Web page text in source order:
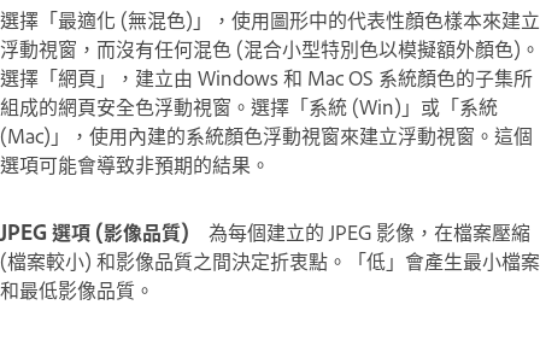
選擇「最適化 (無混色)」，使用圖形中的代表性顏色樣本來建立
浮動視窗，而沒有任何混色 (混合小型特別色以模擬額外顏色)。
選擇「網頁」，建立由 Windows 和 Mac OS 系統顏色的子集所
組成的網頁安全色浮動視窗。選擇「系統 (Win)」或「系統
(Mac)」，使用內建的系統顏色浮動視窗來建立浮動視窗。這個
選項可能會導致非預期的結果。
JPEG 選項 (影像品質)
為每個建立的 JPEG 影像，在檔案壓縮
(檔案較小) 和影像品質之間決定折衷點。「低」會產生最小檔案
和最低影像品質。